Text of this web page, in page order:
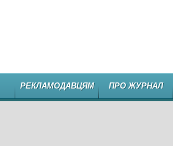
РЕКЛАМОДАВЦЯМ ПРО ЖУРНАЛ